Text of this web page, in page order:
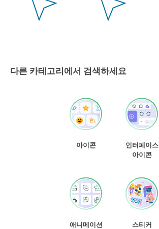
다른 카테고리에서 검색하세요
아이콘
인터페이스
아이콘
애니메이션
스티커